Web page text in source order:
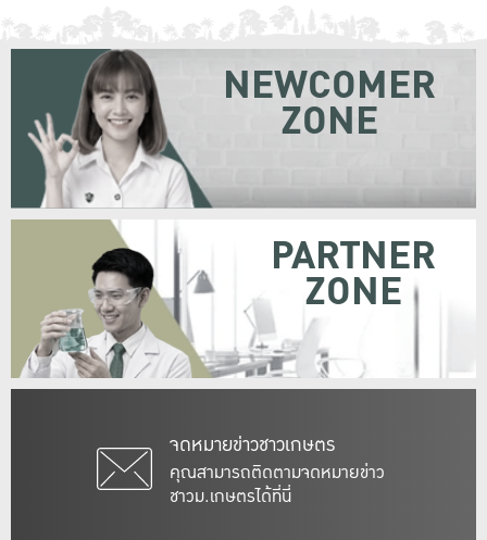
จดหมายข่าวชาวเกษตร
คุณสามารถติดตามจดหมายข่าว
ชาวม.เกษตรได้ที่นี่
NEWCOMER
ZONE
PARTNER
ZONE